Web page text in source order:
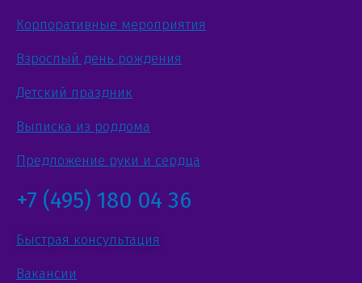
Корпоративные мероприятия
Взрослый день рождения
Детский праздник
Выписка из роддома
Предложение руки и сердца
+7 (495) 180 04 36
Быстрая консультация
Вакансии